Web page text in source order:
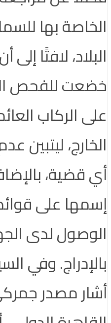
الخاصة بها
البلاد، لافتًا إلى
خضعت للفحص
على الركاب
الخارج، ليتبين
أي قضية،
إسمها على
الوصول لدى
بالإدراج. وفي
أشار مصدر